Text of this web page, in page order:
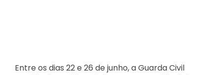
Entre os dias 22 e 26 de junho, a Guarda Civil